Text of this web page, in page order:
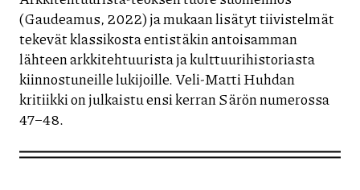
(Gaudeamus, 2022) ja mukaan lisätyt tiivistelmät
tekevät klassikosta entistäkin antoisamman
lähteen arkkitehtuurista ja kulttuurihistoriasta
kiinnostuneille lukijoille. Veli-Matti Huhdan
kritiikki on julkaistu ensi kerran Särön numerossa
47–48.